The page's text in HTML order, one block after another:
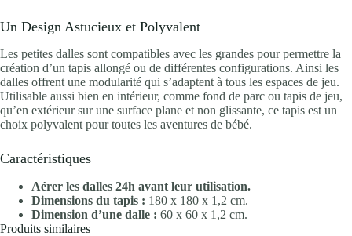
Un Design Astucieux et Polyvalent
Les petites dalles sont compatibles avec les grandes pour permettre la
création d’un tapis allongé ou de différentes configurations. Ainsi les
dalles offrent une modularité qui s’adaptent à tous les espaces de jeu.
Utilisable aussi bien en intérieur, comme fond de parc ou tapis de jeu,
qu’en extérieur sur une surface plane et non glissante, ce tapis est un
choix polyvalent pour toutes les aventures de bébé.
Caractéristiques
Aérer les dalles 24h avant leur utilisation.
Dimensions du tapis : 180 x 180 x 1,2 cm.
Dimension d’une dalle : 60 x 60 x 1,2 cm.
Produits similaires